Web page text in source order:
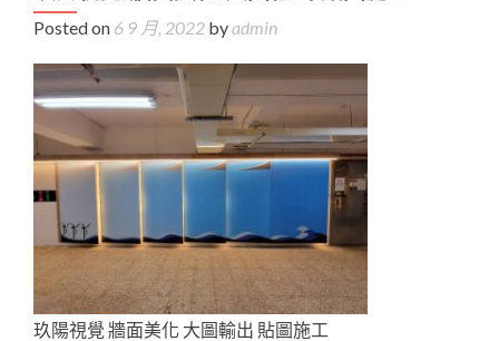
Posted on 6 9 月, 2022 byadmin
玖陽視覺 牆面美化 大圖輸出 貼圖施工